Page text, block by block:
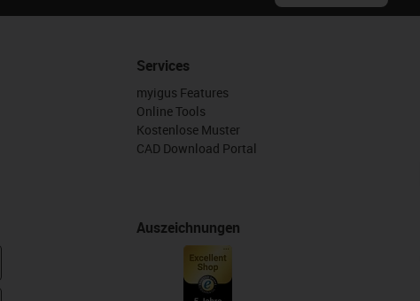
Services
myigus Features
Online Tools
Kostenlose Muster
CAD Download Portal
Auszeichnungen